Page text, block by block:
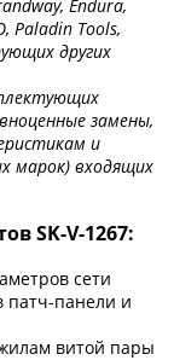
Endura,
Paladin Tools,
других
замены,
и
марок) входящих
SK-V-1267:
сети
патч-панели и
витой пары